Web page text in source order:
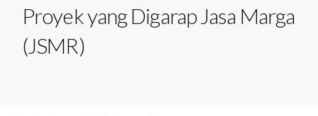
Proyek yang Digarap Jasa Marga
(JSMR)